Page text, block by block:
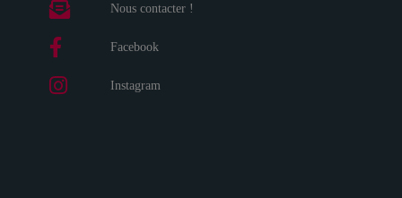
Nous contacter !
Facebook
Instagram